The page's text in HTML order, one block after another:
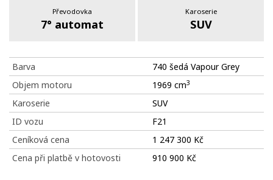
Převodovka
7° automat
Karoserie
SUV
Barva
740 šedá Vapour Grey
Objem motoru
1969 cm3
Karoserie
SUV
ID vozu
F21
Ceníková cena
1 247 300 Kč
Cena při platbě v hotovosti
910 900 Kč